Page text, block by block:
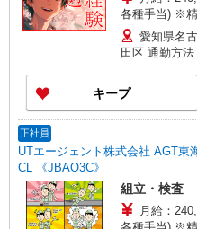
各種手当) ※
在籍者は
愛知県名
田区 通勤方
の（無料）駐
キープ
正社員
UTエージェント株式会社 AGT東
CL 《JBAO3C》
組立・検査
月給：